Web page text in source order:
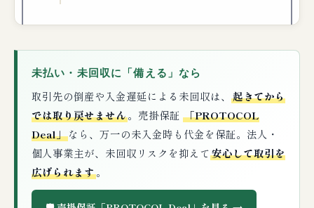
未払い・未回収に「備える」なら
取引先の倒産や入金遅延による未回収は、 起きてから
では取り戻せません。売掛保証 「PROTOCOL
Deal」なら、万一の未入金時も代金を保証。法人・
個人事業主が、未回収リスクを抑えて安心して取引を
広げられます。